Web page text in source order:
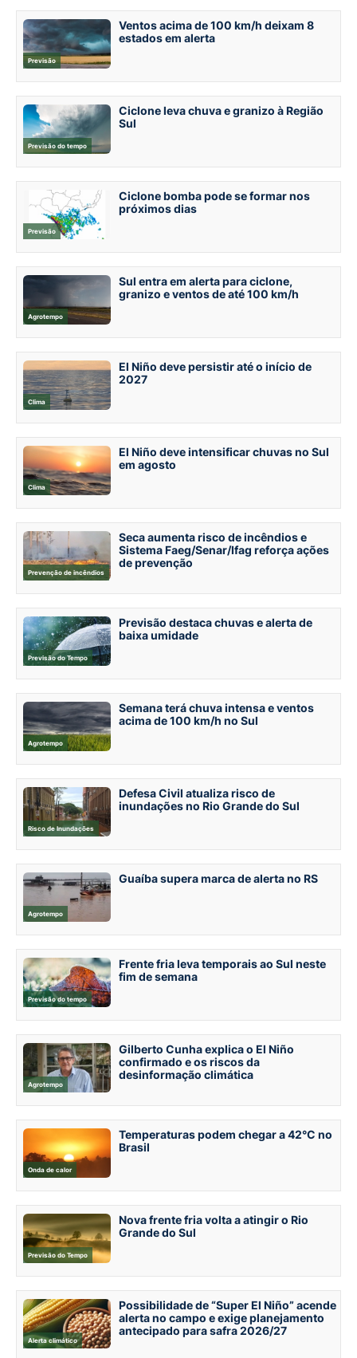
Previsão
Ventos acima de 100 km/h deixam 8
estados em alerta
Previsão do tempo
Ciclone leva chuva e granizo à Região
Sul
Previsão
Ciclone bomba pode se formar nos
próximos dias
Agrotempo
Sul entra em alerta para ciclone,
granizo e ventos de até 100 km/h
Clima
El Niño deve persistir até o início de
2027
Clima
El Niño deve intensificar chuvas no Sul
em agosto
Prevenção de incêndios
Seca aumenta risco de incêndios e
Sistema Faeg/Senar/Ifag reforça ações
de prevenção
Previsão do Tempo
Previsão destaca chuvas e alerta de
baixa umidade
Agrotempo
Semana terá chuva intensa e ventos
acima de 100 km/h no Sul
Risco de Inundações
Defesa Civil atualiza risco de
inundações no Rio Grande do Sul
Agrotempo
Guaíba supera marca de alerta no RS
Previsão do tempo
Frente fria leva temporais ao Sul neste
fim de semana
Agrotempo
Gilberto Cunha explica o El Niño
confirmado e os riscos da
desinformação climática
Onda de calor
Temperaturas podem chegar a 42°C no
Brasil
Previsão do Tempo
Nova frente fria volta a atingir o Rio
Grande do Sul
Alerta climático
Possibilidade de “Super El Niño” acende
alerta no campo e exige planejamento
antecipado para safra 2026/27